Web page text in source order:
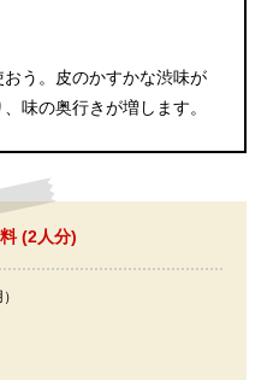
う。皮のかすかな渋味が
味の奥行きが増します。
(2人分)